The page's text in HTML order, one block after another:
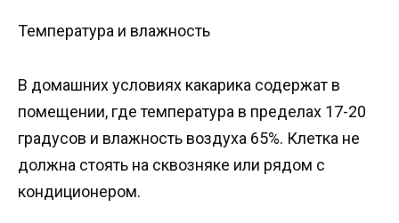
Температура и влажность
В домашних условиях какарика содержат в
помещении, где температура в пределах 17-20
градусов и влажность воздуха 65%. Клетка не
должна стоять на сквозняке или рядом с
кондиционером.